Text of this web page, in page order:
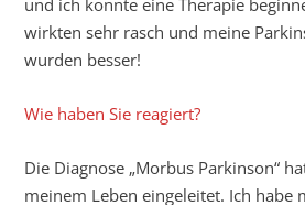
wirkten sehr rasch und meine
wurden besser!
Wie haben Sie reagiert?
Die Diagnose „Morbus Parkinson“
meinem Leben eingeleitet. Ich habe